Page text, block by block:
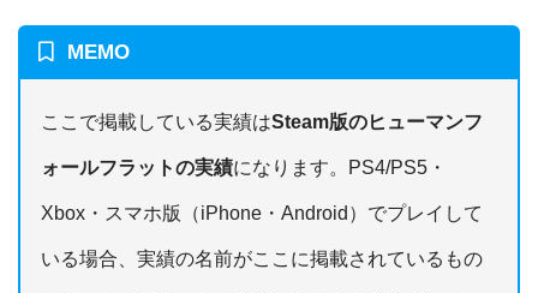
MEMO
ここで掲載している実績はSteam版のヒューマンフ
ォールフラットの実績になります。PS4/PS5・
Xbox・スマホ版（iPhone・Android）でプレイして
いる場合、実績の名前がここに掲載されているもの